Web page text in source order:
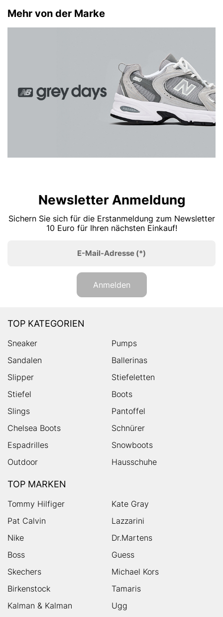
Mehr von der Marke
Newsletter Anmeldung
Sichern Sie sich für die Erstanmeldung zum Newsletter
10 Euro für Ihren nächsten Einkauf!
E-Mail-Adresse (*)
Anmelden
TOP KATEGORIEN
Sneaker
Pumps
Sandalen
Ballerinas
Slipper
Stiefeletten
Stiefel
Boots
Slings
Pantoffel
Chelsea Boots
Schnürer
Espadrilles
Snowboots
Outdoor
Hausschuhe
TOP MARKEN
Tommy Hilfiger
Kate Gray
Pat Calvin
Lazzarini
Nike
Dr.Martens
Boss
Guess
Skechers
Michael Kors
Birkenstock
Tamaris
Kalman & Kalman
Ugg